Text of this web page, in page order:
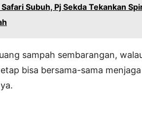
Subuh, Pj Sekda Tekankan
sampah sembarangan,
bisa bersama-sama